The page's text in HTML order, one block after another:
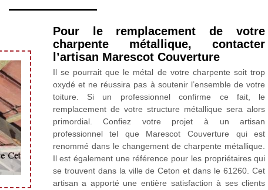
Pour le remplacement de votre
charpente métallique, contacter
l’artisan Marescot Couverture
Il se pourrait que le métal de votre charpente soit trop
oxydé et ne réussira pas à soutenir l’ensemble de votre
toiture. Si un professionnel confirme ce fait, le
remplacement de votre structure métallique sera alors
primordial. Confiez votre projet à un artisan
professionnel tel que Marescot Couverture qui est
renommé dans le changement de charpente métallique.
Il est également une référence pour les propriétaires qui
se trouvent dans la ville de Ceton et dans le 61260. Cet
artisan a apporté une entière satisfaction à ses clients